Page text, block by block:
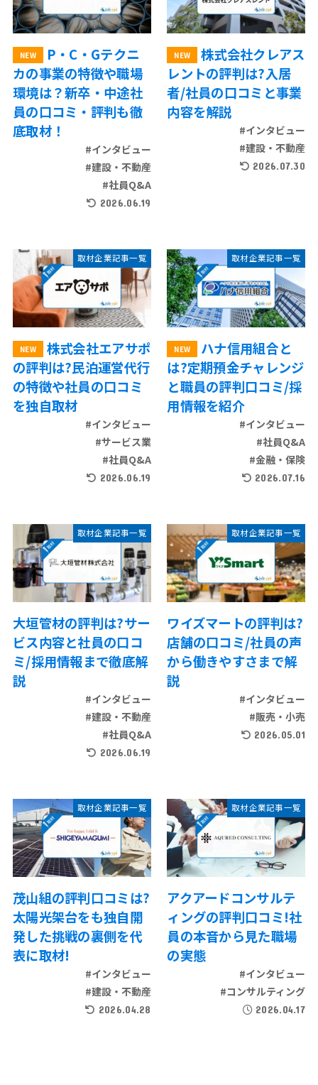
P・C・Gテクニ
カの事業の特徴や職場
環境は？新卒・中途社
員の口コミ・評判も徹
底取材！
#インタビュー
#建設・不動産
#社員Q&A
2026.06.19
株式会社クレアス
レントの評判は?入居
者/社員の口コミと事業
内容を解説
#インタビュー
#建設・不動産
2026.07.30
取材企業記事一覧
株式会社エアサポ
の評判は?民泊運営代行
の特徴や社員の口コミ
を独自取材
#インタビュー
#サービス業
#社員Q&A
2026.06.19
取材企業記事一覧
ハナ信用組合と
は?定期預金チャレンジ
と職員の評判口コミ/採
用情報を紹介
#インタビュー
#社員Q&A
#金融・保険
2026.07.16
取材企業記事一覧
大垣管材の評判は?サー
ビス内容と社員の口コ
ミ/採用情報まで徹底解
説
#インタビュー
#建設・不動産
#社員Q&A
2026.06.19
取材企業記事一覧
ワイズマートの評判は?
店舗の口コミ/社員の声
から働きやすさまで解
説
#インタビュー
#販売・小売
2026.05.01
取材企業記事一覧
茂山組の評判口コミは?
太陽光架台をも独自開
発した挑戦の裏側を代
表に取材!
#インタビュー
#建設・不動産
2026.04.28
取材企業記事一覧
アクアードコンサルテ
ィングの評判口コミ!社
員の本音から見た職場
の実態
#インタビュー
#コンサルティング
2026.04.17